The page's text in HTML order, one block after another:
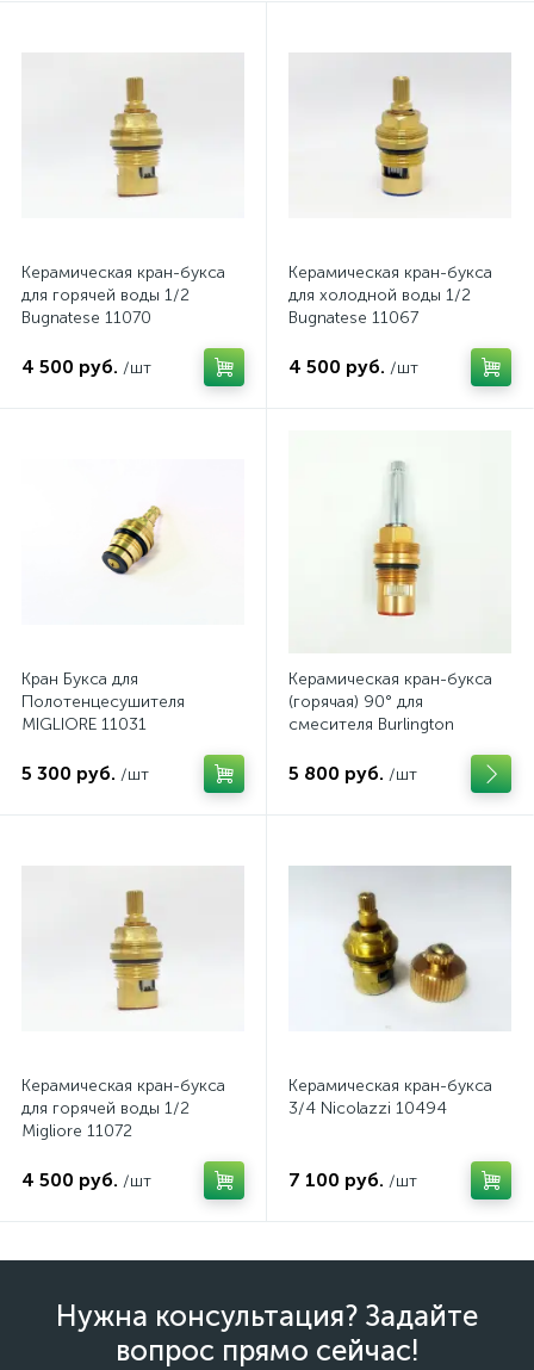
Керамическая кран-букса
для горячей воды 1/2
Bugnatese 11070
4 500 руб. /шт
Керамическая кран-букса
для холодной воды 1/2
Bugnatese 11067
4 500 руб. /шт
Кран Букса для
Полотенцесушителя
MIGLIORE 11031
5 300 руб. /шт
Керамическая кран-букса
(горячая) 90° для
смесителя Burlington
5 800 руб. /шт
Керамическая кран-букса
для горячей воды 1/2
Migliore 11072
4 500 руб. /шт
Керамическая кран-букса
3/4 Nicolazzi 10494
7 100 руб. /шт
Нужна консультация? Задайте
вопрос прямо сейчас!